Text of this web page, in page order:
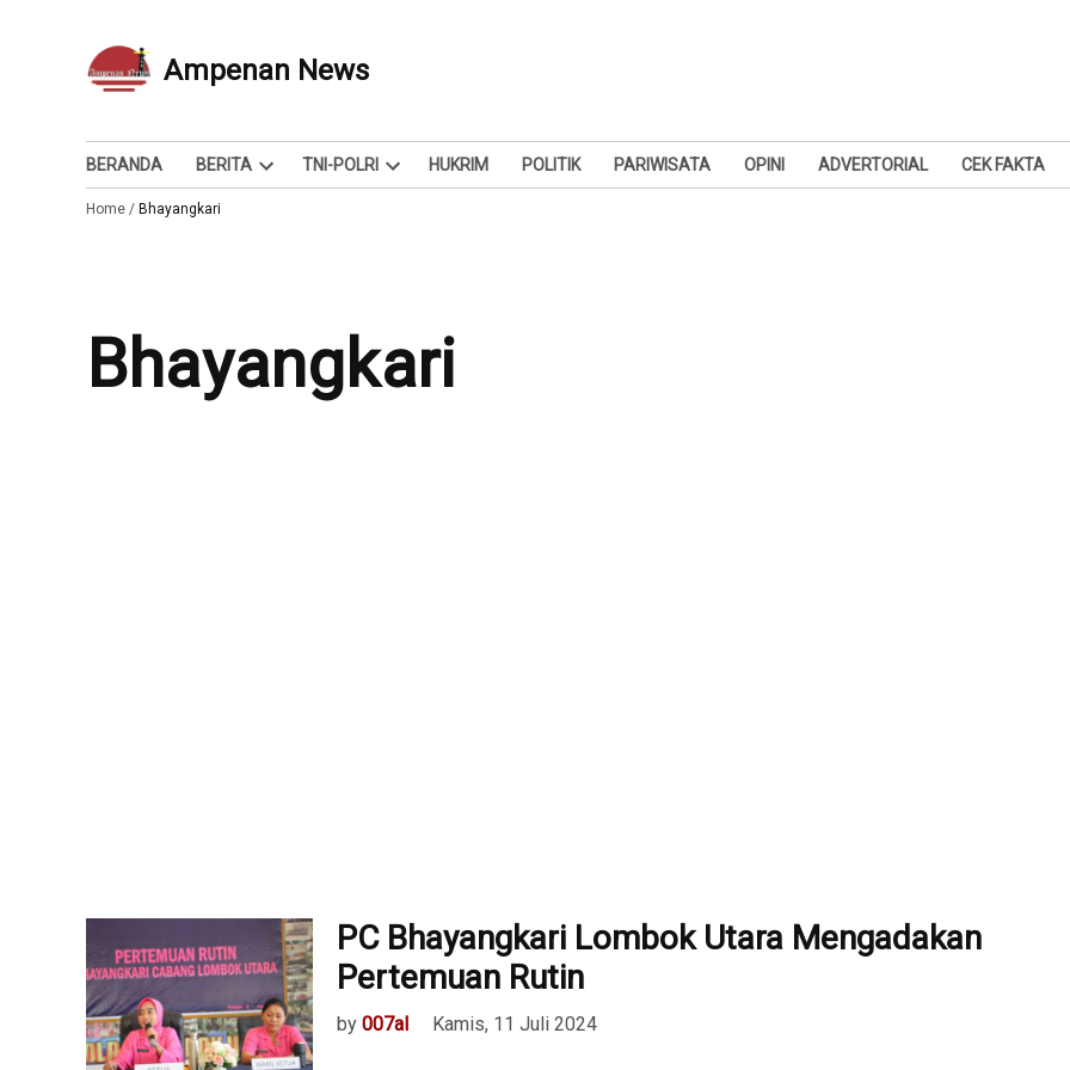
Ampenan News
Berita dan Info
BERANDA BERITA
Open
TNI-POLRI
Open
HUKRIM POLITIK PARIWISATA OPINI ADVERTORIAL CEK FAKTA
Home / Bhayangkari
Bhayangkari
PC Bhayangkari Lombok Utara Mengadakan
Pertemuan Rutin
by 007al Kamis, 11 Juli 2024